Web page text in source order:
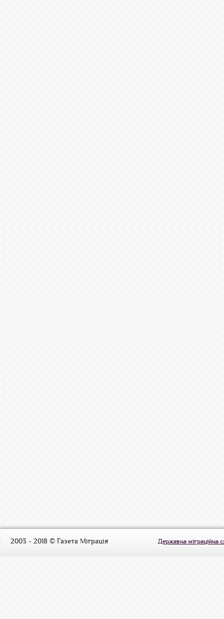
2003 - 2018 © Газета Міграція Державна міграційна